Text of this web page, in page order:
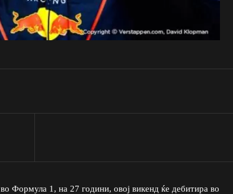
Формула 1, на 27 години, овој викенд ќе дебитира во